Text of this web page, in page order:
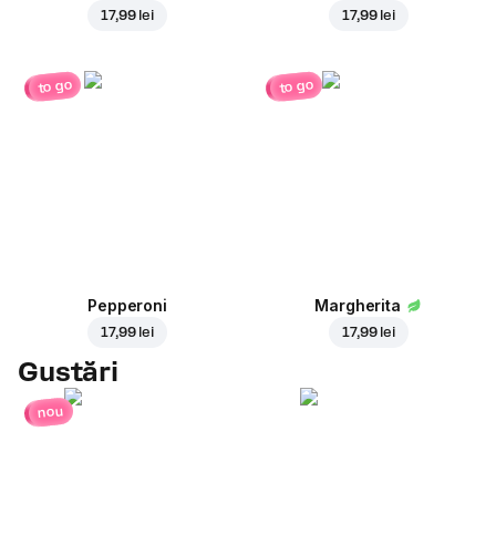
17,99 lei 17,99 lei
to go
Pepperoni
17,99 lei
to go
Margherita
17,99 lei
Gustări
nou